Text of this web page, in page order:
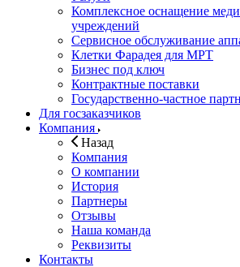
Комплексное оснащение
учреждений
Сервисное обслуживание
Клетки Фарадея для МРТ
Бизнес под ключ
Контрактные поставки
Государственно-частное
Для госзаказчиков
Компания
Назад
Компания
О компании
История
Партнеры
Отзывы
Наша команда
Реквизиты
Контакты